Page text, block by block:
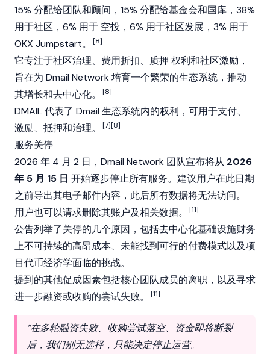
15% 分配给团队和顾问，15% 分配给基金会和国库，38%
用于社区，6% 用于 空投 ，6% 用于社区发展，3% 用于
OKX Jumpstart。 [8]
它专注于社区治理、费用折扣、 质押 权利和社区激励，
旨在为 Dmail Network 培育一个繁荣的生态系统，推动
其增长和去中心化。
[8]
DMAIL 代表了 Dmail 生态系统内的权利，可用于支付、
激励、抵押和治理。
[7][8]
服务关停
2026 年 4 月 2 日，Dmail Network 团队宣布将从 2026
年 5 月 15 日 开始逐步停止所有服务。建议用户在此日期
之前导出其电子邮件内容，此后所有数据将无法访问。
用户也可以请求删除其账户及相关数据。
[11]
公告列举了关停的几个原因，包括去中心化基础设施财务
上不可持续的高昂成本、未能找到可行的付费模式以及项
目代币经济学面临的挑战。
提到的其他促成因素包括核心团队成员的离职，以及寻求
进一步融资或收购的尝试失败。
[11]
“在多轮融资失败、收购尝试落空、资金即将断裂
后，我们别无选择，只能决定停止运营。